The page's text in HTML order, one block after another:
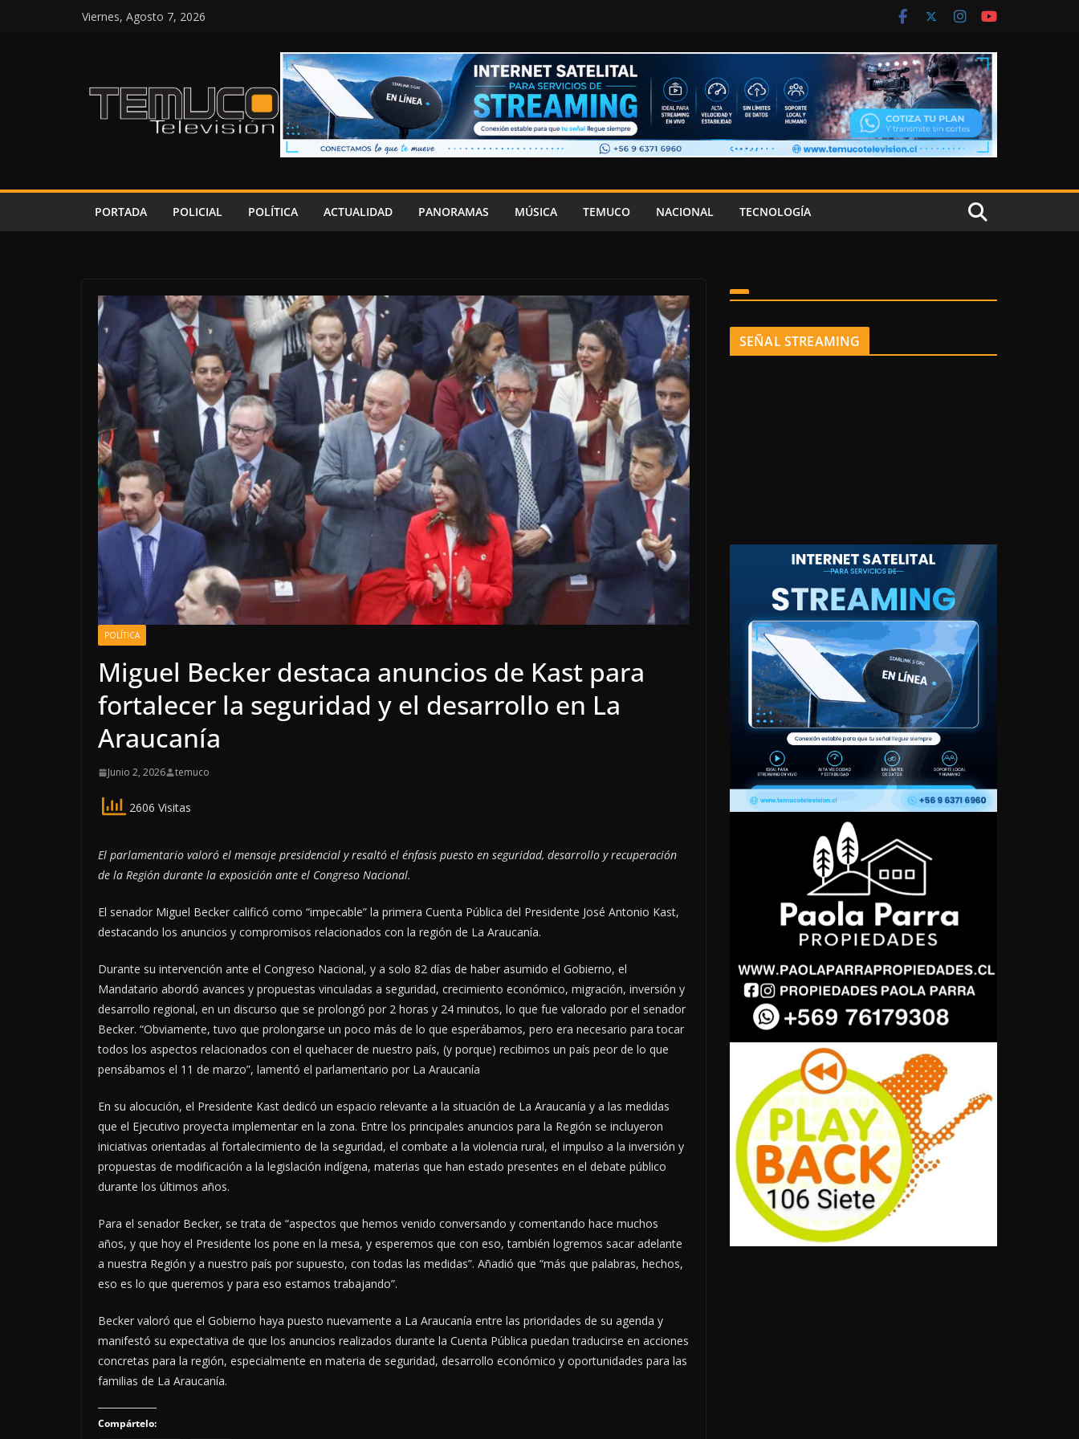
Viernes, Agosto 7, 2026
PORTADA POLICIAL POLÍTICA ACTUALIDAD PANORAMAS MÚSICA TEMUCO NACIONAL TECNOLOGÍA
POLÍTICA
Miguel Becker destaca anuncios de Kast para
fortalecer la seguridad y el desarrollo en La
Araucanía
Junio 2, 2026 temuco
2606 Visitas
El parlamentario valoró el mensaje presidencial y resaltó el énfasis puesto en seguridad, desarrollo y recuperación
de la Región durante la exposición ante el Congreso Nacional.
El senador Miguel Becker calificó como “impecable” la primera Cuenta Pública del Presidente José Antonio Kast,
destacando los anuncios y compromisos relacionados con la región de La Araucanía.
Durante su intervención ante el Congreso Nacional, y a solo 82 días de haber asumido el Gobierno, el
Mandatario abordó avances y propuestas vinculadas a seguridad, crecimiento económico, migración, inversión y
desarrollo regional, en un discurso que se prolongó por 2 horas y 24 minutos, lo que fue valorado por el senador
Becker. “Obviamente, tuvo que prolongarse un poco más de lo que esperábamos, pero era necesario para tocar
todos los aspectos relacionados con el quehacer de nuestro país, (y porque) recibimos un país peor de lo que
pensábamos el 11 de marzo”, lamentó el parlamentario por La Araucanía
En su alocución, el Presidente Kast dedicó un espacio relevante a la situación de La Araucanía y a las medidas
que el Ejecutivo proyecta implementar en la zona. Entre los principales anuncios para la Región se incluyeron
iniciativas orientadas al fortalecimiento de la seguridad, el combate a la violencia rural, el impulso a la inversión y
propuestas de modificación a la legislación indígena, materias que han estado presentes en el debate público
durante los últimos años.
Para el senador Becker, se trata de “aspectos que hemos venido conversando y comentando hace muchos
años, y que hoy el Presidente los pone en la mesa, y esperemos que con eso, también logremos sacar adelante
a nuestra Región y a nuestro país por supuesto, con todas las medidas”. Añadió que “más que palabras, hechos,
eso es lo que queremos y para eso estamos trabajando”.
Becker valoró que el Gobierno haya puesto nuevamente a La Araucanía entre las prioridades de su agenda y
manifestó su expectativa de que los anuncios realizados durante la Cuenta Pública puedan traducirse en acciones
concretas para la región, especialmente en materia de seguridad, desarrollo económico y oportunidades para las
familias de La Araucanía.
Compártelo:
SEÑAL STREAMING